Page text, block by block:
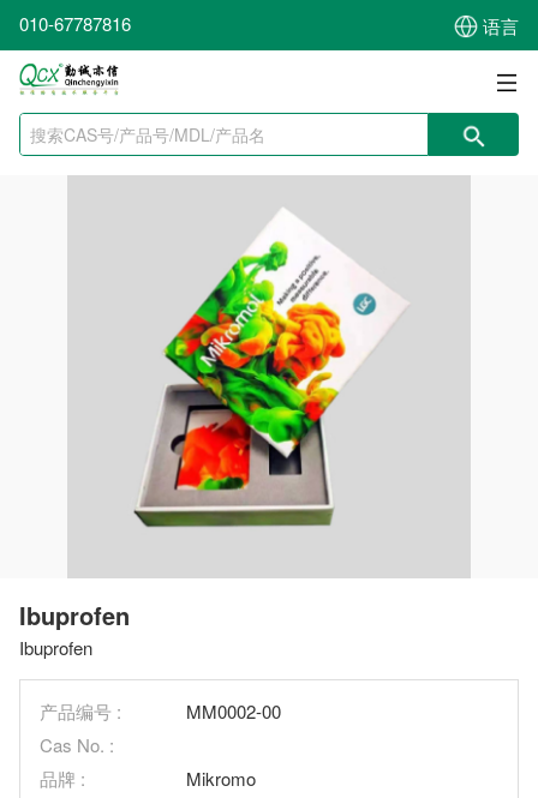
010-67787816 语言
Ibuprofen
Ibuprofen
产品编号 :
MM0002-00
Cas No. :
品牌 :
Mikromo